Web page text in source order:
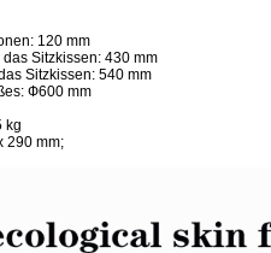
120 mm
Sitzkissen: 430 mm
Sitzkissen: 540 mm
Ф600 mm
kg
290 mm;